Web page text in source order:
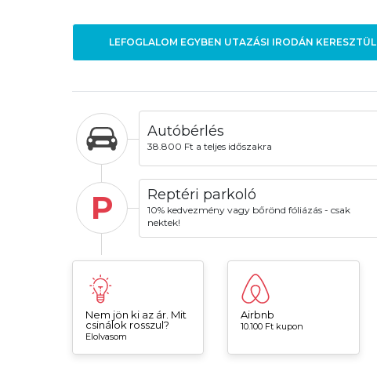
LEFOGLALOM EGYBEN UTAZÁSI IRODÁN KERESZTÜL
Autóbérlés
38.800 Ft a teljes időszakra
P Reptéri parkoló
10% kedvezmény vagy bőrönd fóliázás - csak
nektek!
Nem jön ki az ár. Mit
csinálok rosszul?
Elolvasom
Airbnb
10.100 Ft kupon